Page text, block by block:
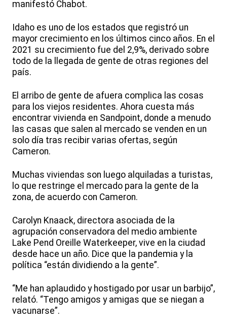
manifestó Chabot.
Idaho es uno de los estados que registró un
mayor crecimiento en los últimos cinco años. En el
2021 su crecimiento fue del 2,9%, derivado sobre
todo de la llegada de gente de otras regiones del
país.
El arribo de gente de afuera complica las cosas
para los viejos residentes. Ahora cuesta más
encontrar vivienda en Sandpoint, donde a menudo
las casas que salen al mercado se venden en un
solo día tras recibir varias ofertas, según
Cameron.
Muchas viviendas son luego alquiladas a turistas,
lo que restringe el mercado para la gente de la
zona, de acuerdo con Cameron.
Carolyn Knaack, directora asociada de la
agrupación conservadora del medio ambiente
Lake Pend Oreille Waterkeeper, vive en la ciudad
desde hace un año. Dice que la pandemia y la
política “están dividiendo a la gente”.
“Me han aplaudido y hostigado por usar un barbijo”,
relató. “Tengo amigos y amigas que se niegan a
vacunarse”.